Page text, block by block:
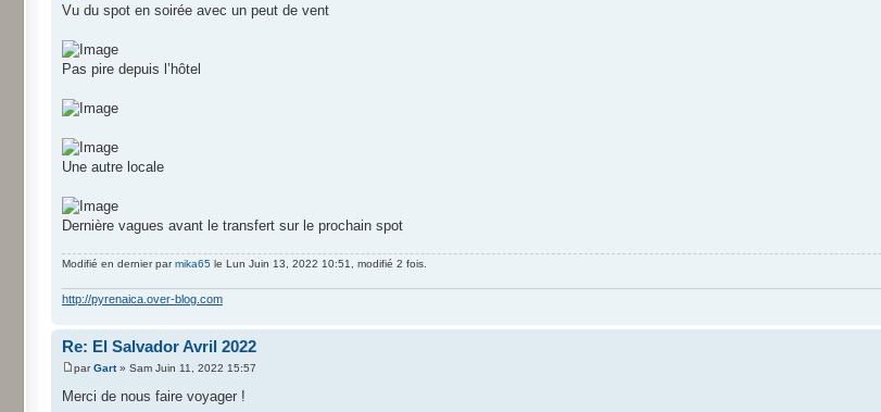
Vu du spot en soirée avec un peut de vent
Pas pire depuis l’hôtel
Une autre locale
Dernière vagues avant le transfert sur le prochain spot
Modifié en dernier parmika65 le Lun Juin 13, 2022 10:51, modifié 2 fois.
http://pyrenaica.over-blog.com
Re: El Salvador Avril 2022
parGart» Sam Juin 11, 2022 15:57
Merci de nous faire voyager !